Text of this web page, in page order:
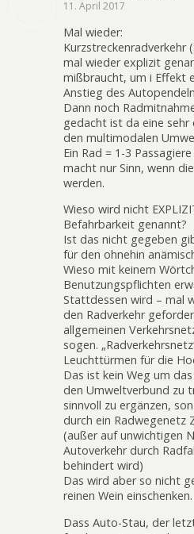
11. April 2017
Mal wieder:
Kurzstreckenradverkehr
mal wieder explizit
mißbraucht, um i Effekt
Anstieg des
Dann noch
gedacht ist da eine
den multimodalen
Ein Rad = 1-3
macht nur Sinn, wenn
werden.
Wieso wird nicht
Befahrbarkeit genannt?
Ist das nicht gegeben
für den ohnehin
Wieso mit keinem
Benutzungspflichten
Stattdessen wird – mal
den Radverkehr
allgemeinen
sogen.
Leuchttürmen für die
Das ist kein Weg um
den Umweltverbund zu
sinnvoll zu ergänzen,
durch ein Radwegenetz
(außer auf unwichtigen
Autoverkehr durch
behindert wird)
Das wird aber so nicht
reinen Wein einschenken.
Dass Auto-Stau, der